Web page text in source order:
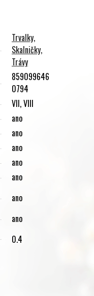
Trvalky,
Skalničky,
Trávy
859099646
0794
VII, VIII
ano
ano
ano
ano
ano
ano
ano
0.4